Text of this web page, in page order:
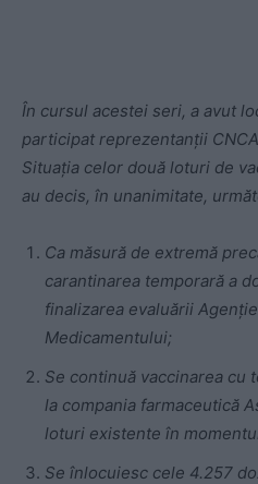
În cursul acestei seri, a avut
participat reprezentanții
Situația celor două loturi de
au decis, în unanimitate,
Ca măsură de extremă
carantinarea temporară a
finalizarea evaluării
Medicamentului;
Se continuă vaccinarea cu
la compania farmaceutică
loturi existente în
Se înlocuiesc cele 4.257